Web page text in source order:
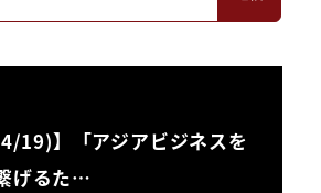
19)】「アジアビジネスを
げるた…